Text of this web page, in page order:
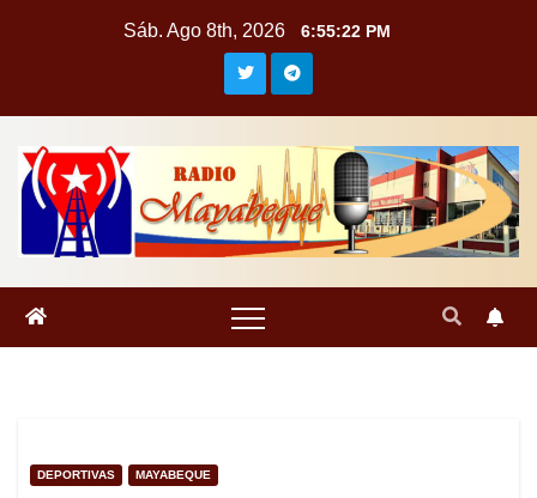
Sáb. Ago 8th, 2026 6:55:23 PM
DEPORTIVAS MAYABEQUE